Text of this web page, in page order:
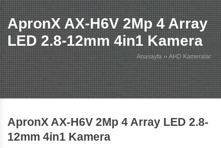
ApronX AX-H6V 2Mp 4 Array
LED 2.8-12mm 4in1 Kamera
Anasayfa ››AHD Kameralar
ApronX AX-H6V 2Mp 4 Array LED 2.8-
12mm 4in1 Kamera